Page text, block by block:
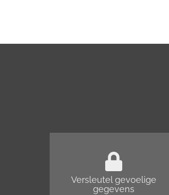
Versleutel gevoelige
gegevens